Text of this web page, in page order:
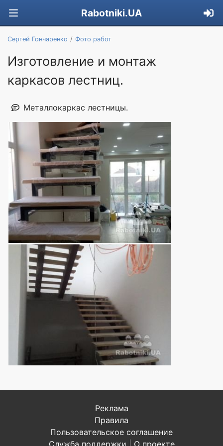
Rabotniki.UA
Сергей Гончаренко Фото работ
Изготовление и монтаж
каркасов лестниц.
Металлокаркас лестницы.
Реклама
Правила
Пользовательское соглашение
Служба поддержки
О проекте